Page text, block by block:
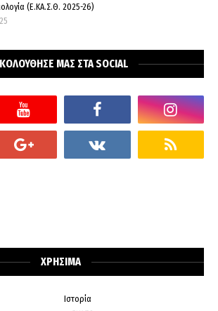
(Ε.ΚΑ.Σ.Θ. 2025-26)
ΜΑΣ ΣΤΑ SOCIAL
ΧΡΗΣΙΜΑ
Ιστορία